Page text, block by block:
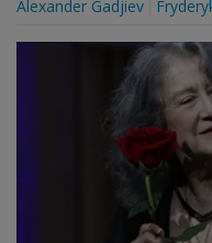
Alexander Gadjiev